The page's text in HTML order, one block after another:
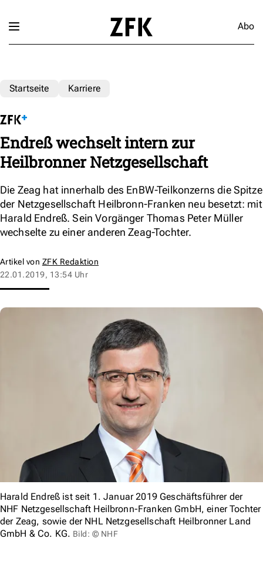
Abo
Startseite Karriere
Endreß wechselt intern zur
Heilbronner Netzgesellschaft
Die Zeag hat innerhalb des EnBW-Teilkonzerns die Spitze
der Netzgesellschaft Heilbronn-Franken neu besetzt: mit
Harald Endreß. Sein Vorgänger Thomas Peter Müller
wechselte zu einer anderen Zeag-Tochter.
Artikel von ZFK Redaktion
22.01.2019, 13:54 Uhr
Harald Endreß ist seit 1. Januar 2019 Geschäftsführer der
NHF Netzgesellschaft Heilbronn-Franken GmbH, einer Tochter
der Zeag, sowie der NHL Netzgesellschaft Heilbronner Land
GmbH & Co. KG. Bild: © NHF